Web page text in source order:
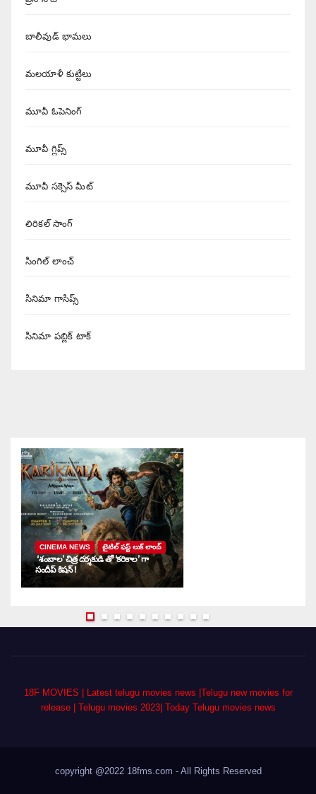
బాలీవుడ్ భామలు
మలయాళీ కుట్టిలు
మూవీ ఓపెనింగ్
మూవీ గ్లిప్స్
మూవీ సక్సెస్ మీట్
లిరికల్ సాంగ్
సింగిల్ లాంచ్
సినిమా గాసిప్స్
సినిమా పబ్లిక్ టాక్
CINEMA NEWS టైటిల్ ఫస్ట్ లుక్ లాంచ్
‘శంబాల’ చిత్ర దర్శకుడి తో ‘కరికాల’ గా
సందీప్ కిషన్ !
18F MOVIES | Latest telugu movies news |Telugu new movies for
release | Telugu movies 2023| Today Telugu movies news
copyright @2022 18fms.com - All Rights Reserved